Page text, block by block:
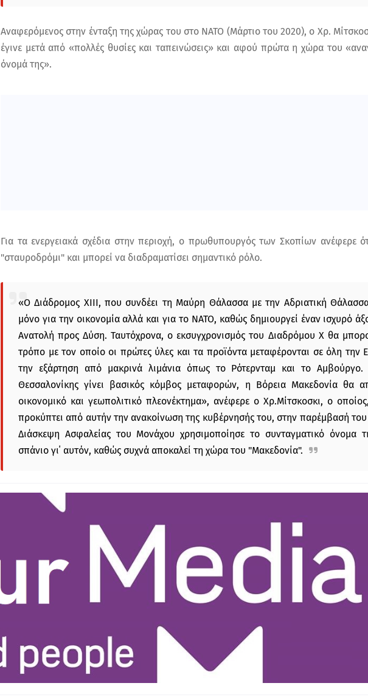
Αναφερόμενος στην ένταξη της χώρας του στο ΝΑΤΟ (Μάρτιο του 2020), ο Χρ.
έγινε μετά από «πολλές θυσίες και ταπεινώσεις» και αφού πρώτα η χώρα του
όνομά της».
Για τα ενεργειακά σχέδια στην περιοχή, ο πρωθυπουργός των Σκοπίων ανέφερε
"σταυροδρόμι" και μπορεί να διαδραματίσει σημαντικό ρόλο.
«Ο Διάδρομος XIII, που συνδέει τη Μαύρη Θάλασσα με την Αδριατική Θάλασσα,
μόνο για την οικονομία αλλά και για το ΝΑΤΟ, καθώς δημιουργεί έναν ισχυρό
Ανατολή προς Δύση. Ταυτόχρονα, ο εκσυγχρονισμός του Διαδρόμου Χ θα
τρόπο με τον οποίο οι πρώτες ύλες και τα προϊόντα μεταφέρονται σε όλη την
την εξάρτηση από μακρινά λιμάνια όπως το Ρότερνταμ και το Αμβούργο.
Θεσσαλονίκης γίνει βασικός κόμβος μεταφορών, η Βόρεια Μακεδονία θα
οικονομικό και γεωπολιτικό πλεονέκτημα», ανέφερε ο Χρ.Μίτσκοσκι, ο
προκύπτει από αυτήν την ανακοίνωση της κυβέρνησής του, στην παρέμβασή
Διάσκεψη Ασφαλείας του Μονάχου χρησιμοποίησε το συνταγματικό όνομα
σπάνιο γι΄ αυτόν, καθώς συχνά αποκαλεί τη χώρα του "Μακεδονία".